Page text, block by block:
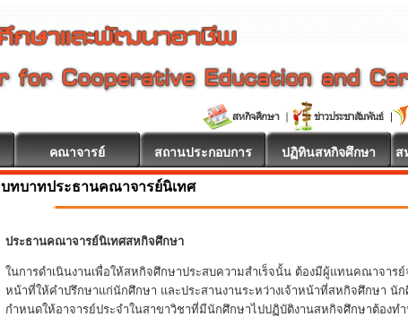
คณาจารย์ สถานประกอบการ ปฏิทินสหกิจศึกษา ส
บทบาทประธานคณาจารย์นิเทศ
ประธานคณาจารย์นิเทศสหกิจศึกษา
ในการดำเนินงานเพื่อให้สหกิจศึกษาประสบความสำเร็จนั้น ต้องมีผู้แทนคณาจาร
หน้าที่ให้คำปรึกษาแก่นักศึกษา และประสานงานระหว่างเจ้าหน้าที่สหกิจศึกษา นั
กำหนดให้อาจารย์ประจำในสาขาวิชาที่มีนักศึกษาไปปฏิบัติงานสหกิจศึกษาต้องท